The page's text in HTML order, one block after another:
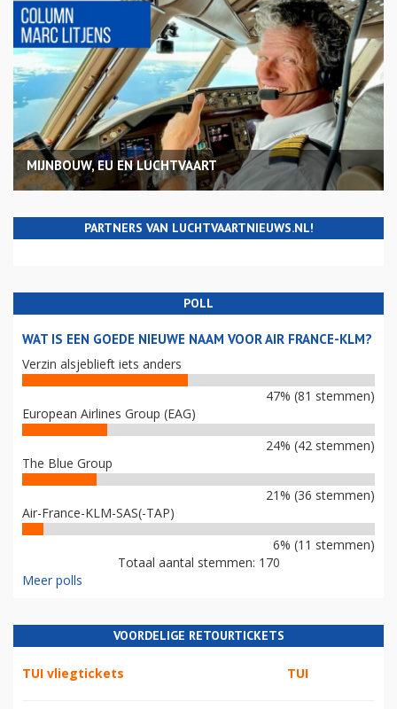
MIJNBOUW, EU EN LUCHTVAART
PARTNERS VAN LUCHTVAARTNIEUWS.NL!
POLL
WAT IS EEN GOEDE NIEUWE NAAM VOOR AIR FRANCE-KLM?
Verzin alsjeblieft iets anders
47% (81 stemmen)
European Airlines Group (EAG)
24% (42 stemmen)
The Blue Group
21% (36 stemmen)
Air-France-KLM-SAS(-TAP)
6% (11 stemmen)
Totaal aantal stemmen: 170
Meer polls
VOORDELIGE RETOURTICKETS
TUI vliegtickets TUI